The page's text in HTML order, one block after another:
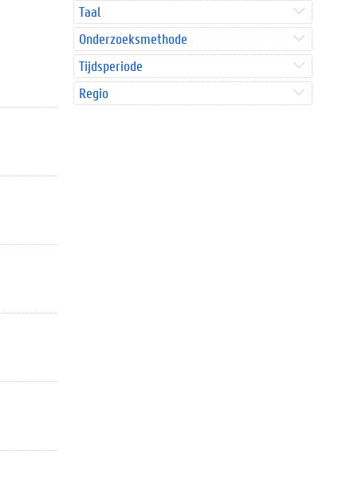
Taal
Onderzoeksmethode
Tijdsperiode
Regio